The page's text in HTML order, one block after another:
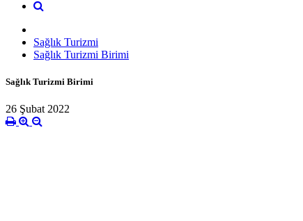
Sağlık Turizmi
Sağlık Turizmi Birimi
Sağlık Turizmi Birimi
26 Şubat 2022